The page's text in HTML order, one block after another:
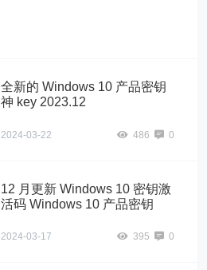
全新的 Windows 10 产品密钥
神 key 2023.12
2024-03-22 486 0
12 月更新 Windows 10 密钥激
活码 Windows 10 产品密钥
2024-03-17 395 0